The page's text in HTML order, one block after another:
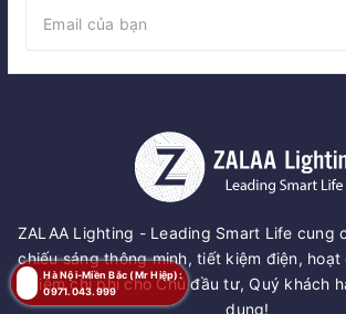
ZALAA Lighting - Leading Smart Life cung
chiếu sáng thông minh, tiết kiệm điện,
kiệm chi phí cho Chủ đầu tư, Quý khách
dụng!
Hà Nội-Miền Bắc (Mr Hiệp):
0971.043.999